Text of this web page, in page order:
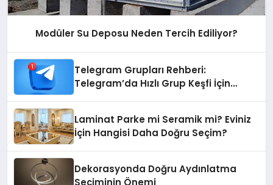
Modüler Su Deposu Neden Tercih Ediliyor?
Telegram Grupları Rehberi:
Telegram’da Hızlı Grup Keşfi İçin
Laminat Parke mi Seramik mi? Eviniz
İçin Hangisi Daha Doğru Seçim?
Dekorasyonda Doğru Aydınlatma
Seçiminin Önemi